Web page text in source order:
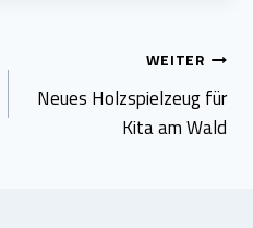
WEITER
Neues Holzspielzeug für
Kita am Wald